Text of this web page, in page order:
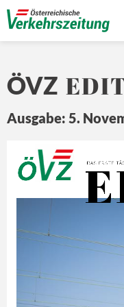
ÖVZ
Ausgabe: 5.
Z
Ö DAS ERSTE TÄ